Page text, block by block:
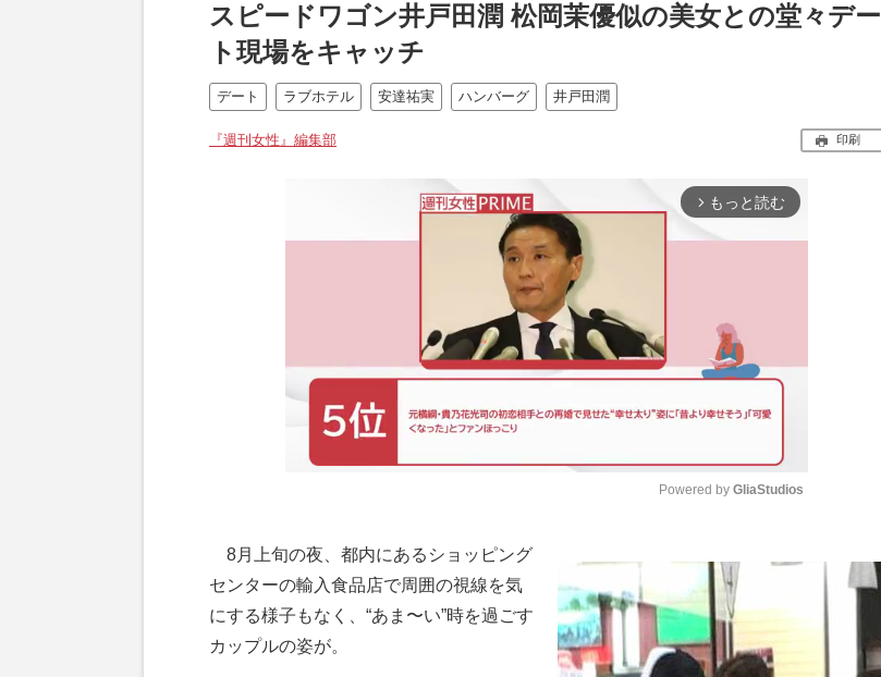
スピードワゴン井戸田潤 松岡茉優似の美女との堂々デー
ト現場をキャッチ
デート ラブホテル 安達祐実 ハンバーグ 井戸田潤
『週刊女性』編集部 印刷
arrow_forward_ios もっと読む
u
t
e
Powered by GliaStudios
8月上旬の夜、都内にあるショッピング
センターの輸入食品店で周囲の視線を気
にする様子もなく、“あま〜い”時を過ごす
カップルの姿が。